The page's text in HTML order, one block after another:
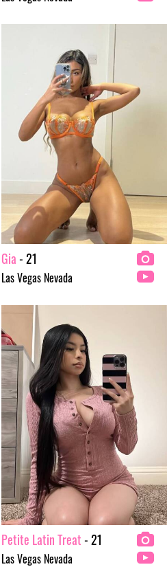
Gia- 21
Las Vegas Nevada
Petite Latin Treat- 21
Las Vegas Nevada